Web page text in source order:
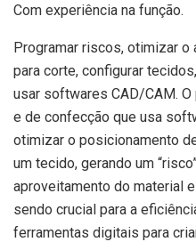
Com experiência na função.
Programar riscos, otimizar o
para corte, configurar
usar softwares CAD/CAM.
e de confecção que usa
otimizar o posicionamento
um tecido, gerando um
aproveitamento do material
sendo crucial para a
ferramentas digitais para